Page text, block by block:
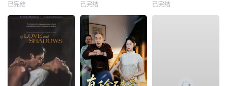
已完结 已完结 已完结